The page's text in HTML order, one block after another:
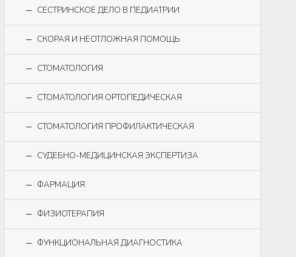
СЕСТРИНСКОЕ ДЕЛО В ПЕДИАТРИИ
СКОРАЯ И НЕОТЛОЖНАЯ ПОМОЩЬ
СТОМАТОЛОГИЯ
СТОМАТОЛОГИЯ ОРТОПЕДИЧЕСКАЯ
СТОМАТОЛОГИЯ ПРОФИЛАКТИЧЕСКАЯ
СУДЕБНО-МЕДИЦИНСКАЯ ЭКСПЕРТИЗА
ФАРМАЦИЯ
ФИЗИОТЕРАПИЯ
ФУНКЦИОНАЛЬНАЯ ДИАГНОСТИКА